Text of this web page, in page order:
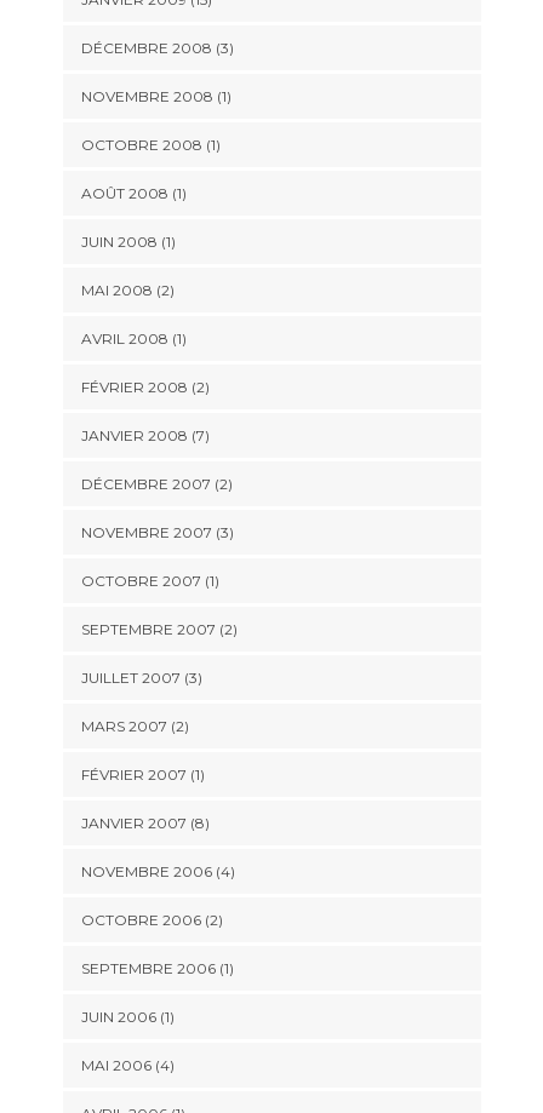
DÉCEMBRE 2008 (3)
NOVEMBRE 2008 (1)
OCTOBRE 2008 (1)
AOÛT 2008 (1)
JUIN 2008 (1)
MAI 2008 (2)
AVRIL 2008 (1)
FÉVRIER 2008 (2)
JANVIER 2008 (7)
DÉCEMBRE 2007 (2)
NOVEMBRE 2007 (3)
OCTOBRE 2007 (1)
SEPTEMBRE 2007 (2)
JUILLET 2007 (3)
MARS 2007 (2)
FÉVRIER 2007 (1)
JANVIER 2007 (8)
NOVEMBRE 2006 (4)
OCTOBRE 2006 (2)
SEPTEMBRE 2006 (1)
JUIN 2006 (1)
MAI 2006 (4)